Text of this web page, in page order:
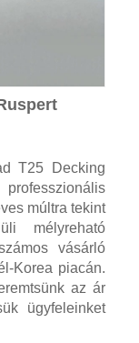
T25 Decking
múltra tekint
mélyreható
vásárló
Korea piacán.
az ár
ügyfeleinket